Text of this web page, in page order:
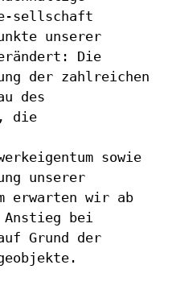
sellschaft
unserer
Die
der zahlreichen
des
die
sowie
unserer
erwarten wir ab
Anstieg bei
Grund der